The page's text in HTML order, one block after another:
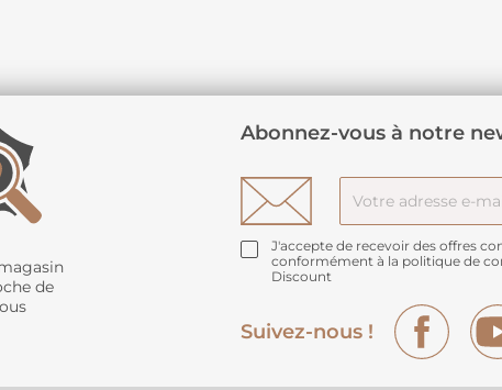
de
Abonnez-vous à notre
J'accepte de recevoir des offres
conformément à la politique de
Discount
Suivez-nous !